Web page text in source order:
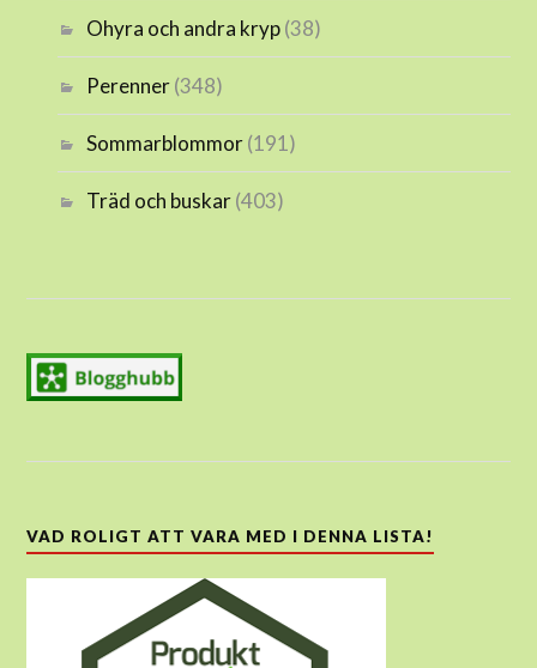
Ohyra och andra kryp(38)
Perenner(348)
Sommarblommor(191)
Träd och buskar(403)
VAD ROLIGT ATT VARA MED I DENNA LISTA!